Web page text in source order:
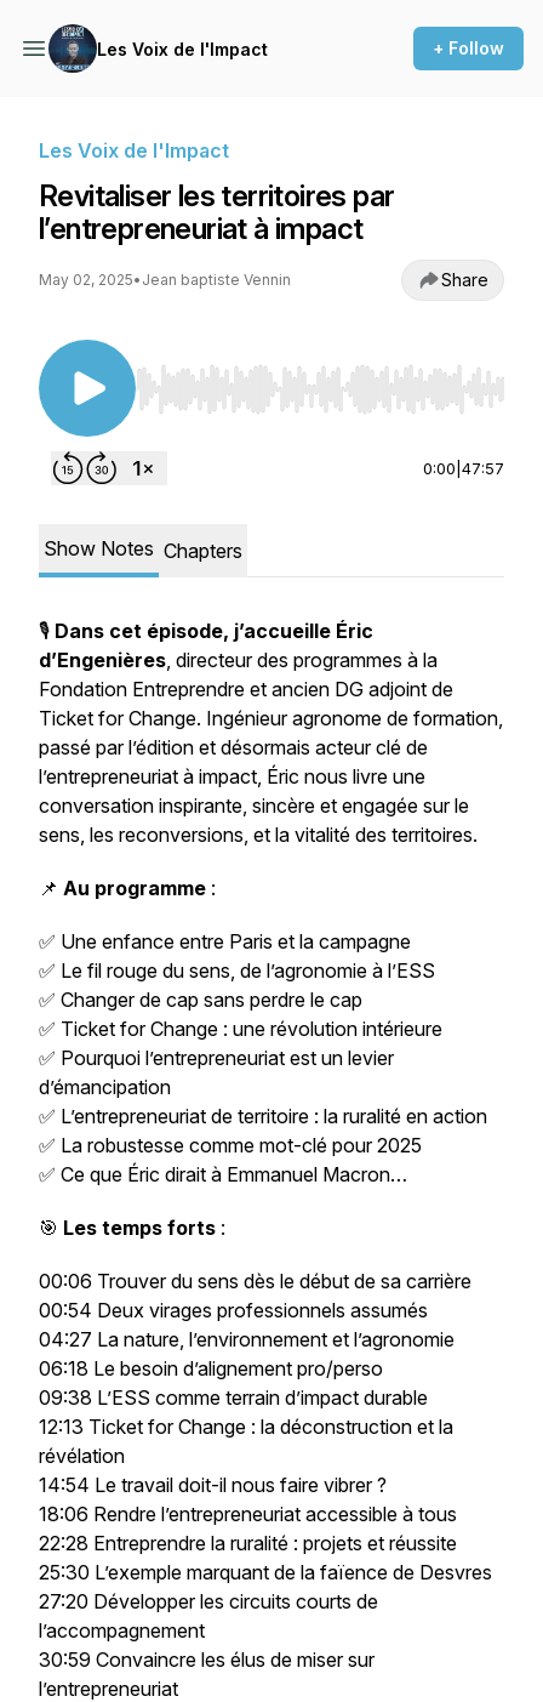
Les Voix de l'Impact + Follow
Les Voix de l'Impact
Revitaliser les territoires par
l’entrepreneuriat à impact
May 02, 2025• Jean baptiste Vennin Share
Use Left/Right to seek, Home/End to jump to
0:00 47:57
Show Notes Chapters
🎙️ Dans cet épisode, j’accueille Éric
d’Engenières, directeur des programmes à la
Fondation Entreprendre et ancien DG adjoint de
Ticket for Change. Ingénieur agronome de formation,
passé par l’édition et désormais acteur clé de
l’entrepreneuriat à impact, Éric nous livre une
conversation inspirante, sincère et engagée sur le
sens, les reconversions, et la vitalité des territoires.
📌 Au programme :
✅ Une enfance entre Paris et la campagne
✅ Le fil rouge du sens, de l’agronomie à l’ESS
✅ Changer de cap sans perdre le cap
✅ Ticket for Change : une révolution intérieure
✅ Pourquoi l’entrepreneuriat est un levier
d’émancipation
✅ L’entrepreneuriat de territoire : la ruralité en action
✅ La robustesse comme mot-clé pour 2025
✅ Ce que Éric dirait à Emmanuel Macron…
🎯 Les temps forts :
00:06 Trouver du sens dès le début de sa carrière
00:54 Deux virages professionnels assumés
04:27 La nature, l’environnement et l’agronomie
06:18 Le besoin d’alignement pro/perso
09:38 L’ESS comme terrain d’impact durable
12:13 Ticket for Change : la déconstruction et la
révélation
14:54 Le travail doit-il nous faire vibrer ?
18:06 Rendre l’entrepreneuriat accessible à tous
22:28 Entreprendre la ruralité : projets et réussite
25:30 L’exemple marquant de la faïence de Desvres
27:20 Développer les circuits courts de
l’accompagnement
30:59 Convaincre les élus de miser sur
l’entrepreneuriat